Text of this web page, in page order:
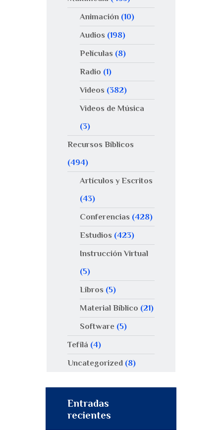
Animación(10)
Audios (198)
Películas (8)
Radio (1)
Videos (382)
Videos de Música
(3)
Recursos Bíblicos
(494)
Artículos y Escritos
(43)
Conferencias (428)
Estudios (423)
Instrucción Virtual
(5)
Libros (5)
Material Bíblico (21)
Software(5)
Tefilá (4)
Uncategorized (8)
Entradas
recientes